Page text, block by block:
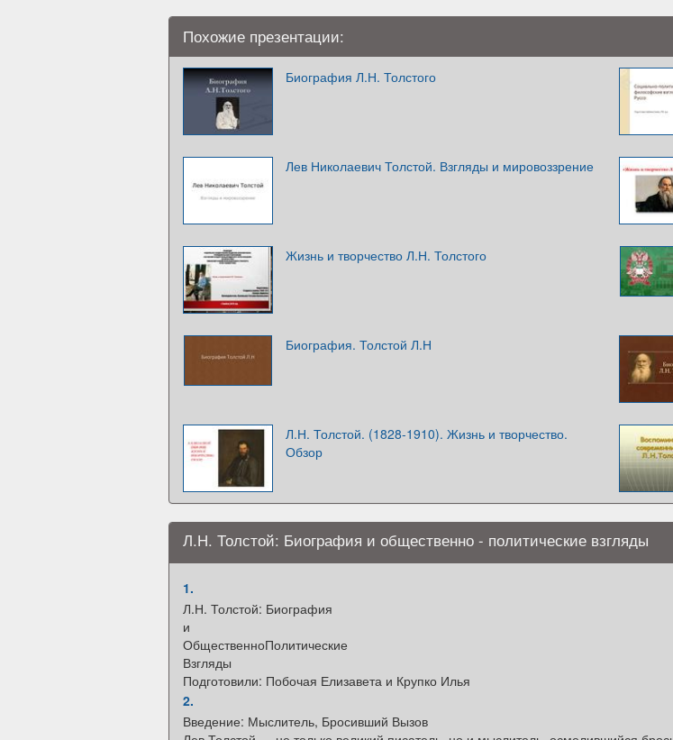
Похожие презентации:
Биография Л.Н. Толстого
Лев Николаевич Толстой. Взгляды и мировоззрение
Жизнь и творчество Л.Н. Толстого
Биография. Толстой Л.Н
Л.Н. Толстой. (1828-1910). Жизнь и творчество.
Обзор
Л.Н. Толстой: Биография и общественно - политические взгляды
1.
Л.Н. Толстой: Биография
и
ОбщественноПолитические
Взгляды
Подготовили: Побочая Елизавета и Крупко Илья
2.
Введение: Мыслитель, Бросивший Вызов